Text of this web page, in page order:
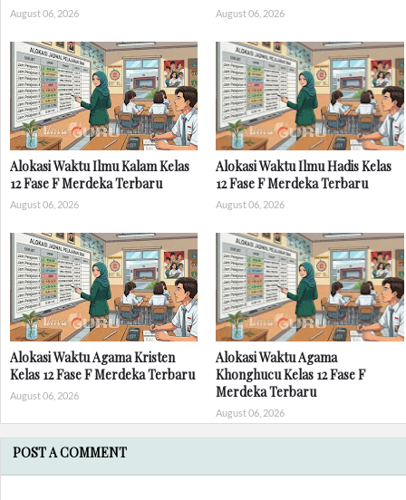
August 06, 2026 August 06, 2026
Alokasi Waktu Ilmu Kalam Kelas
12 Fase F Merdeka Terbaru
August 06, 2026
Alokasi Waktu Ilmu Hadis Kelas
12 Fase F Merdeka Terbaru
August 06, 2026
Alokasi Waktu Agama Kristen
Kelas 12 Fase F Merdeka Terbaru
August 06, 2026
Alokasi Waktu Agama
Khonghucu Kelas 12 Fase F
Merdeka Terbaru
August 06, 2026
POST A COMMENT